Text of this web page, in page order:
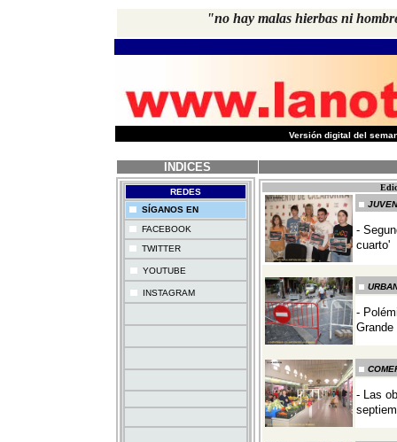
"no hay malas hierbas ni
Versión digital del
INDICES